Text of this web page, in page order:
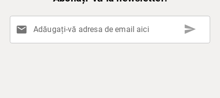
mail Adăugați-vă adresa de email aici send